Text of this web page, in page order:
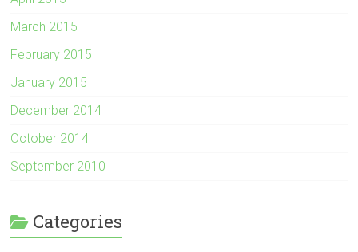
March 2015
February 2015
January 2015
December 2014
October 2014
September 2010
Categories